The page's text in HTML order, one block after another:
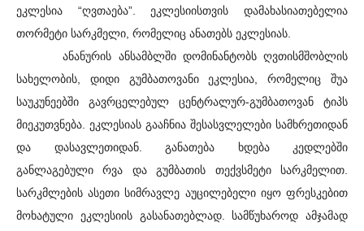
ეკლესია “ღვთაება”. ეკლესიისთვის დამახასიათებელია
თორმეტი სარკმელი, რომელიც ანათებს ეკლესიას.
ანანურის ანსამბლში დომინანტობს ღვთისმშობლის
სახელობის, დიდი გუმბათოვანი ეკლესია, რომელიც შუა
საუკუნეებში გავრცელებულ ცენტრალურ-გუმბათოვან ტიპს
მიეკუთვნება. ეკლესიას გააჩნია შესასვლელები სამხრეთიდან
და დასავლეთიდან. განათება ხდება კედლებში
განლაგებული რვა და გუმბათის თექვსმეტი სარკმელით.
სარკმლების ასეთი სიმრავლე აუცილებელი იყო ფრესკებით
მოხატული ეკლესიის გასანათებლად. სამწუხაროდ ამჯამად